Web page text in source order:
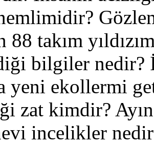
88 takım
bilgiler nedir?
yeni ekollermi
zat kimdir?
incelikler